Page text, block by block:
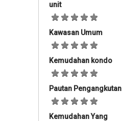
unit
Kawasan Umum
Kemudahan kondo
Pautan Pengangkutan
Kemudahan Yang